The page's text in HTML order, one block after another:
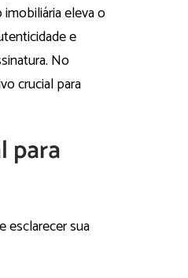
eleva o
e
No
crucial para
para
esclarecer sua